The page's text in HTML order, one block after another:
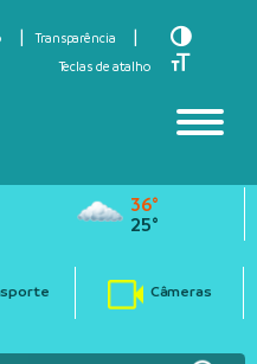
Transparência
Teclas de atalho
Toggle
Toggle
36°
25°
Câmeras